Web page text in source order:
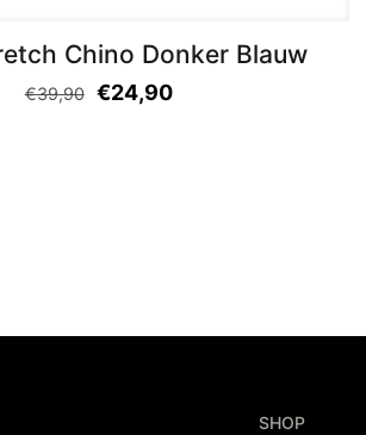
Chino Donker Blauw
€39,90 €24,90
SHOP